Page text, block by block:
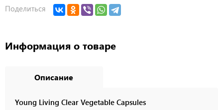
Поделиться
Информация о товаре
Описание
Young Living Clear Vegetable Capsules